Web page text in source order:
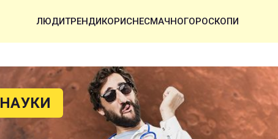
ЛЮДИТРЕНДИКОРИСНЕСМАЧНОГОРОСКОПИ